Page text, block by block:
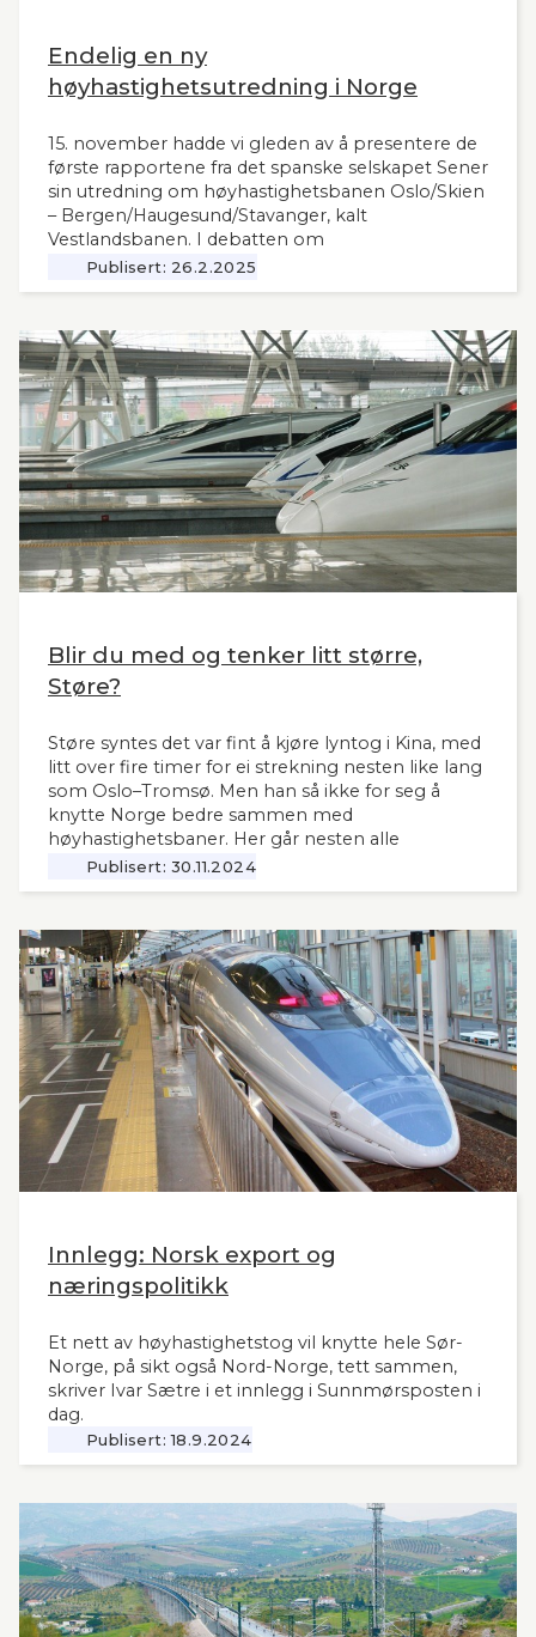
Endelig en ny
høyhastighetsutredning i Norge
15. november hadde vi gleden av å presentere de
første rapportene fra det spanske selskapet Sener
sin utredning om høyhastighetsbanen Oslo/Skien
– Bergen/Haugesund/Stavanger, kalt
Vestlandsbanen. I debatten om
høyhastighetsbaner i Norge har man savnet et
nytt og oppdatert grunnlag, siden tidligere,
tid. Seners utredning vil derfor være interessant
også for andre aktuelle høyhastighetsbaner i
Norge og til våre naboland.
Publisert: 26.2.2025
Blir du med og tenker litt større,
Støre?
Støre syntes det var fint å kjøre lyntog i Kina, med
litt over fire timer for ei strekning nesten like lang
som Oslo–Tromsø. Men han så ikke for seg å
knytte Norge bedre sammen med
høyhastighetsbaner. Her går nesten alle
jernbanemidlene til det sentrale Østlandet.
Markedet, mulighetene og behovene for raske,
vanskelig for å se. Slik innleder lederne og
sekretær i Lyntogforum Vestlandsbanen
kronikken sin i Stavanger Aftenblad 26.11.2024.
Publisert: 30.11.2024
Innlegg: Norsk export og
næringspolitikk
Et nett av høyhastighetstog vil knytte hele Sør-
Norge, på sikt også Nord-Norge, tett sammen,
skriver Ivar Sætre i et innlegg i Sunnmørsposten i
dag.
Publisert: 18.9.2024